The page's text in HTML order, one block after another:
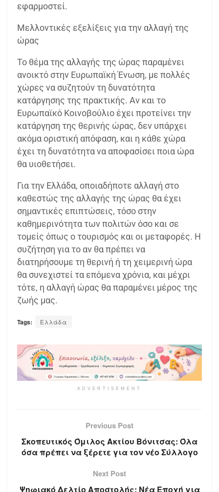
εφαρμοστεί.
Μελλοντικές εξελίξεις για την αλλαγή της
ώρας
Το θέμα της αλλαγής της ώρας παραμένει
ανοικτό στην Ευρωπαϊκή Ένωση, με πολλές
χώρες να συζητούν τη δυνατότητα
κατάργησης της πρακτικής. Αν και το
Ευρωπαϊκό Κοινοβούλιο έχει προτείνει την
κατάργηση της θερινής ώρας, δεν υπάρχει
ακόμα οριστική απόφαση, και η κάθε χώρα
έχει τη δυνατότητα να αποφασίσει ποια ώρα
θα υιοθετήσει.
Για την Ελλάδα, οποιαδήποτε αλλαγή στο
καθεστώς της αλλαγής της ώρας θα έχει
σημαντικές επιπτώσεις, τόσο στην
καθημερινότητα των πολιτών όσο και σε
τομείς όπως ο τουρισμός και οι μεταφορές. Η
συζήτηση για το αν θα πρέπει να
διατηρήσουμε τη θερινή ή τη χειμερινή ώρα
θα συνεχιστεί τα επόμενα χρόνια, και μέχρι
τότε, η αλλαγή ώρας θα παραμένει μέρος της
ζωής μας.
Tags: Ελλάδα
ADVERTISEMENT
Previous Post
Σκοπευτικός Όμιλος Ακτίου Βόνιτσας: Όλα
όσα πρέπει να ξέρετε για τον νέο Σύλλογο
Next Post
Ψηφιακό Δελτίο Αποστολής: Νέα Εποχή για